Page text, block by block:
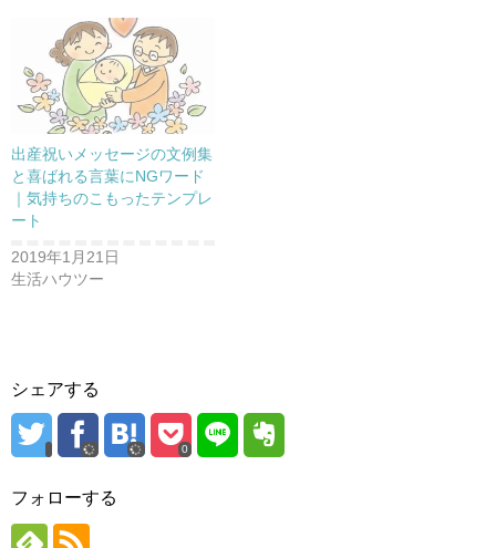
ウ
で
開
き
ま
す
出産祝いメッセージの文例集
と喜ばれる言葉にNGワード
｜気持ちのこもったテンプレ
ート
2019年1月21日
生活ハウツー
シェアする
0
フォローする